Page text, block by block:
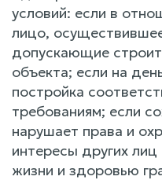
условий: если в
лицо,
допускающие
объекта; если на
постройка
требованиям; если
нарушает права и
интересы других лиц
жизни и здоровью